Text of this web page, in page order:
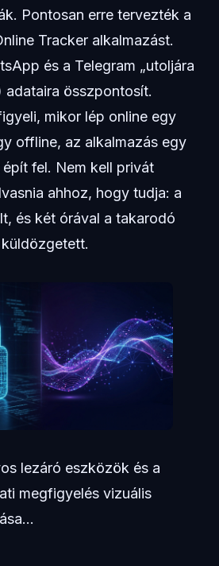
Pontosan erre tervezték a
Tracker alkalmazást.
és a Telegram „utoljára
adataira összpontosít.
mikor lép online egy
offline, az alkalmazás egy
fel. Nem kell privát
ahhoz, hogy tudja: a
és két órával a takarodó
lezáró eszközök és a
megfigyelés vizuális